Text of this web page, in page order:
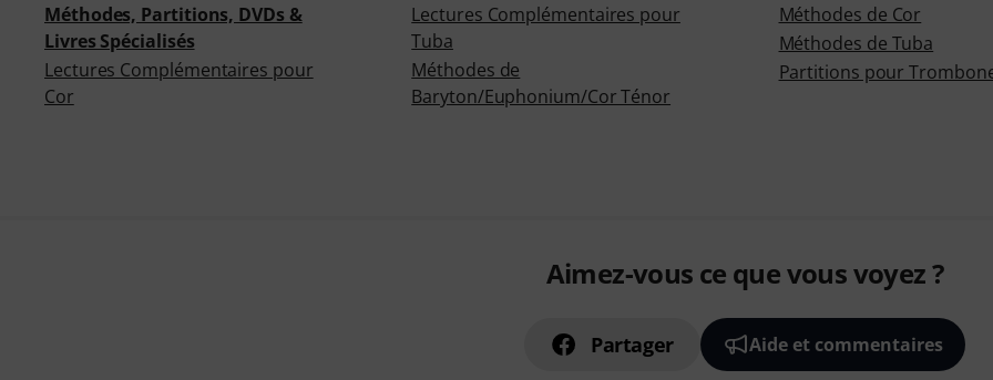
Méthodes, Partitions, DVDs &
Livres Spécialisés
Lectures Complémentaires pour
Cor
Lectures Complémentaires pour
Tuba
Méthodes de
Baryton/Euphonium/Cor Ténor
Méthodes de Cor
Méthodes de Tuba
Partitions pour
Aimez-vous ce que vous voyez ?
Partager Aide et commentaires